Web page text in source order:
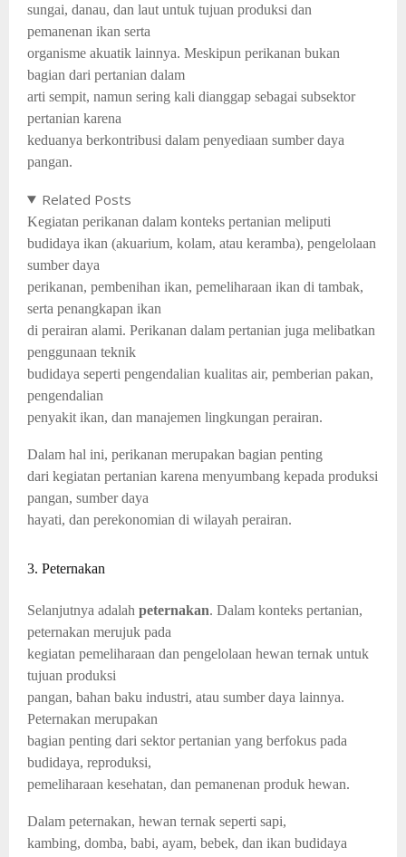
sungai, danau, dan laut untuk tujuan produksi dan
pemanenan ikan serta
organisme akuatik lainnya. Meskipun perikanan bukan
bagian dari pertanian dalam
arti sempit, namun sering kali dianggap sebagai subsektor
pertanian karena
keduanya berkontribusi dalam penyediaan sumber daya
pangan.
Related Posts
Kegiatan perikanan dalam konteks pertanian meliputi
budidaya ikan (akuarium, kolam, atau keramba), pengelolaan
sumber daya
perikanan, pembenihan ikan, pemeliharaan ikan di tambak,
serta penangkapan ikan
di perairan alami. Perikanan dalam pertanian juga melibatkan
penggunaan teknik
budidaya seperti pengendalian kualitas air, pemberian pakan,
pengendalian
penyakit ikan, dan manajemen lingkungan perairan.
Dalam hal ini, perikanan merupakan bagian penting
dari kegiatan pertanian karena menyumbang kepada produksi
pangan, sumber daya
hayati, dan perekonomian di wilayah perairan.
3. Peternakan
Selanjutnya adalah peternakan. Dalam konteks pertanian,
peternakan merujuk pada
kegiatan pemeliharaan dan pengelolaan hewan ternak untuk
tujuan produksi
pangan, bahan baku industri, atau sumber daya lainnya.
Peternakan merupakan
bagian penting dari sektor pertanian yang berfokus pada
budidaya, reproduksi,
pemeliharaan kesehatan, dan pemanenan produk hewan.
Dalam peternakan, hewan ternak seperti sapi,
kambing, domba, babi, ayam, bebek, dan ikan budidaya